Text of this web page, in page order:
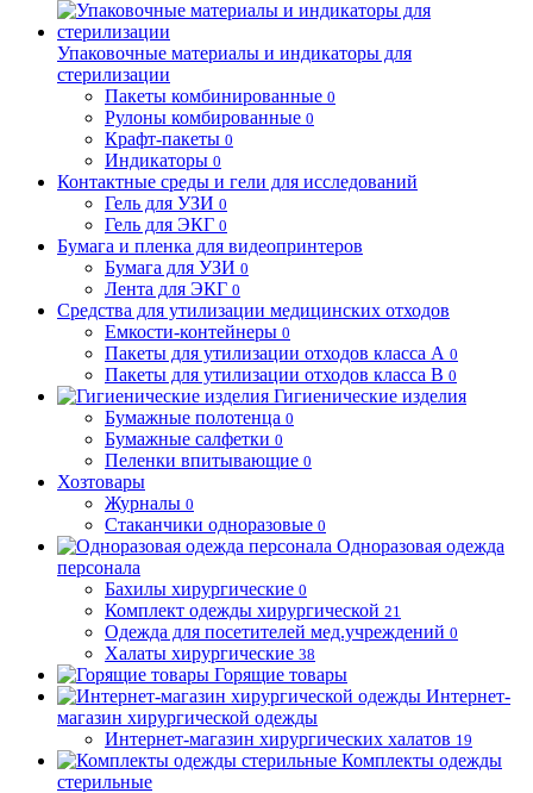
Упаковочные материалы и индикаторы для
стерилизации
Пакеты комбинированные 0
Рулоны комбированные 0
Крафт-пакеты 0
Индикаторы 0
Контактные среды и гели для исследований
Гель для УЗИ 0
Гель для ЭКГ 0
Бумага и пленка для видеопринтеров
Бумага для УЗИ 0
Лента для ЭКГ 0
Средства для утилизации медицинских отходов
Емкости-контейнеры 0
Пакеты для утилизации отходов класса А 0
Пакеты для утилизации отходов класса В 0
Гигиенические изделия
Бумажные полотенца 0
Бумажные салфетки 0
Пеленки впитывающие 0
Хозтовары
Журналы 0
Стаканчики одноразовые 0
Одноразовая одежда
персонала
Бахилы хирургические 0
Комплект одежды хирургической 21
Одежда для посетителей мед.учреждений 0
Халаты хирургические 38
Горящие товары
Интернет-
магазин хирургической одежды
Интернет-магазин хирургических халатов 19
Комплекты одежды
стерильные